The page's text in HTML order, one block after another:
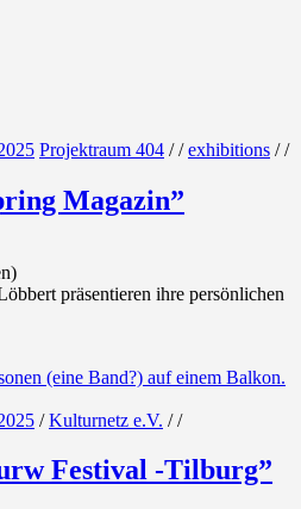
Projektraum 404 //exhibitions //
Magazin”
präsentieren ihre persönlichen
/Kulturnetz e.V. //
Festival -Tilburg”